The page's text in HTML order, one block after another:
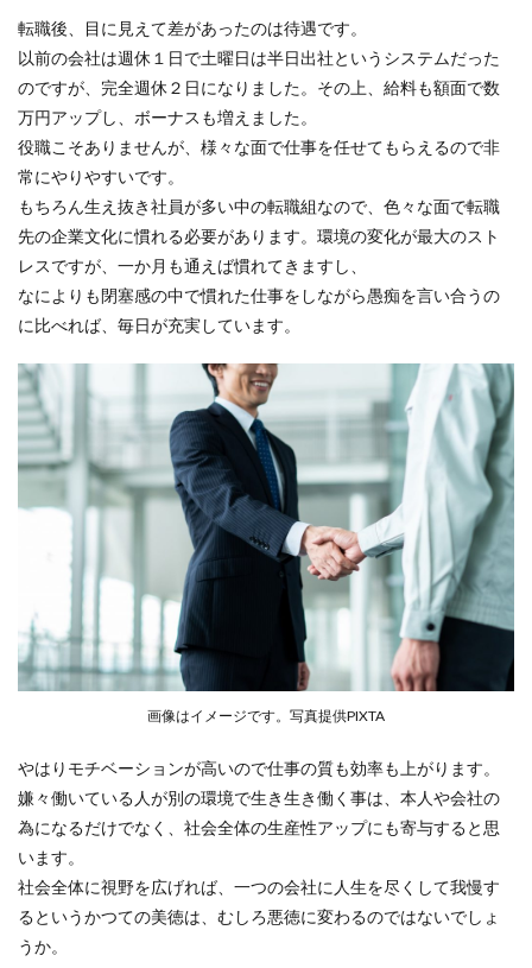
転職後、目に見えて差があったのは待遇です。
以前の会社は週休１日で土曜日は半日出社というシステムだった
のですが、完全週休２日になりました。その上、給料も額面で数
万円アップし、ボーナスも増えました。
役職こそありませんが、様々な面で仕事を任せてもらえるので非
常にやりやすいです。
もちろん生え抜き社員が多い中の転職組なので、色々な面で転職
先の企業文化に慣れる必要があります。環境の変化が最大のスト
レスですが、一か月も通えば慣れてきますし、
なによりも閉塞感の中で慣れた仕事をしながら愚痴を言い合うの
に比べれば、毎日が充実しています。
画像はイメージです。写真提供PIXTA
やはりモチベーションが高いので仕事の質も効率も上がります。
嫌々働いている人が別の環境で生き生き働く事は、本人や会社の
為になるだけでなく、社会全体の生産性アップにも寄与すると思
います。
社会全体に視野を広げれば、一つの会社に人生を尽くして我慢す
るというかつての美徳は、むしろ悪徳に変わるのではないでしょ
うか。